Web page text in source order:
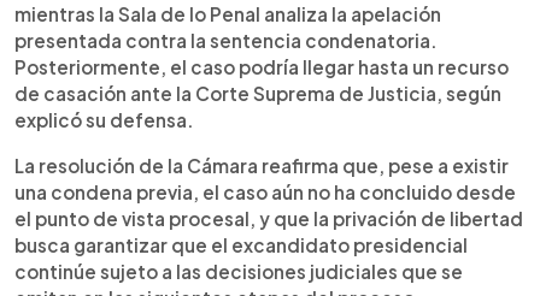
mientras la Sala de lo Penal analiza la apelación
presentada contra la sentencia condenatoria.
Posteriormente, el caso podría llegar hasta un recurso
de casación ante la Corte Suprema de Justicia, según
explicó su defensa.
La resolución de la Cámara reafirma que, pese a existir
una condena previa, el caso aún no ha concluido desde
el punto de vista procesal, y que la privación de libertad
busca garantizar que el excandidato presidencial
continúe sujeto a las decisiones judiciales que se